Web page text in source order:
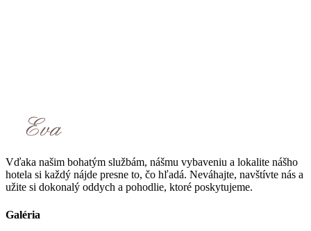
Vďaka našim bohatým službám, nášmu vybaveniu a lokalite nášho
hotela si každý nájde presne to, čo hľadá. Neváhajte, navštívte nás a
užite si dokonalý oddych a pohodlie, ktoré poskytujeme.
Galéria